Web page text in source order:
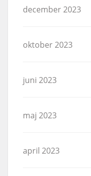
december 2023
oktober 2023
juni 2023
maj 2023
april 2023